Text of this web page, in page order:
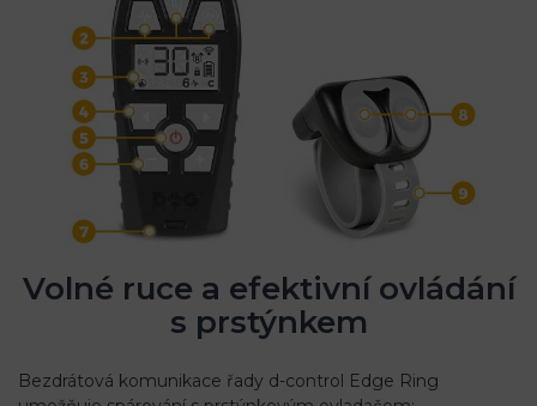
Volné ruce a efektivní ovládání
s prstýnkem
Bezdrátová komunikace řady d-control Edge Ring